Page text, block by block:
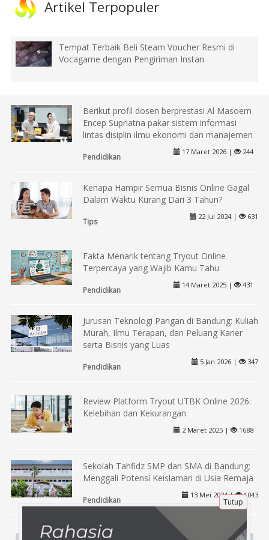
Artikel Terpopuler
Tempat Terbaik Beli Steam Voucher Resmi di
Vocagame dengan Pengiriman Instan
Berikut profil dosen berprestasi Al Masoem
Encep Supriatna pakar sistem informasi
lintas disiplin ilmu ekonomi dan manajemen
Pendidikan
17 Maret 2026 | 244
Kenapa Hampir Semua Bisnis Online Gagal
Dalam Waktu Kurang Dari 3 Tahun?
Tips
22 Jul 2024 | 631
Fakta Menarik tentang Tryout Online
Terpercaya yang Wajib Kamu Tahu
Pendidikan
14 Maret 2025 | 431
Jurusan Teknologi Pangan di Bandung: Kuliah
Murah, Ilmu Terapan, dan Peluang Karier
serta Bisnis yang Luas
Pendidikan
5 Jan 2026 | 347
Review Platform Tryout UTBK Online 2026:
Kelebihan dan Kekurangan
2 Maret 2025 | 1688
Sekolah Tahfidz SMP dan SMA di Bandung:
Menggali Potensi Keislaman di Usia Remaja
Pendidikan
13 Mei 2024 | 1043
Tutup